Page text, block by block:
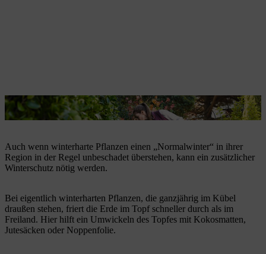
Laub kann immergrüne winterharte Pflanzen schützen.
Auch wenn winterharte Pflanzen einen „Normalwinter“ in ihrer
Region in der Regel unbeschadet überstehen, kann ein zusätzlicher
Winterschutz nötig werden.
Bei eigentlich winterharten Pflanzen, die ganzjährig im Kübel
draußen stehen, friert die Erde im Topf schneller durch als im
Freiland. Hier hilft ein Umwickeln des Topfes mit Kokosmatten,
Jutesäcken oder Noppenfolie.